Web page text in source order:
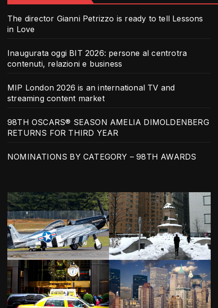
The director Gianni Petrizzo is ready to tell Lessons
in Love
Inaugurata oggi BIT 2026: persone al centrotra
contenuti, relazioni e business
MIP London 2026 is an international TV and
streaming content market
98TH OSCARS® SEASON AMELIA DIMOLDENBERG
RETURNS FOR THIRD YEAR
NOMINATIONS BY CATEGORY – 98TH AWARDS